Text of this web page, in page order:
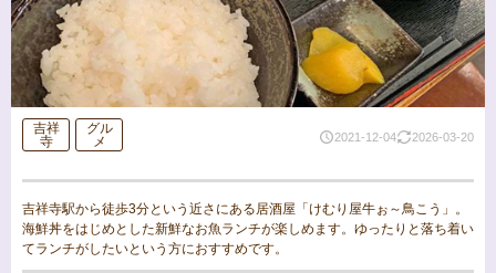
吉祥
寺
グル
メ
2021-12-04 2026-03-20
吉祥寺駅から徒歩3分という近さにある居酒屋「けむり屋牛ぉ～鳥こう」。
海鮮丼をはじめとした新鮮なお魚ランチが楽しめます。ゆったりと落ち着い
てランチがしたいという方におすすめです。